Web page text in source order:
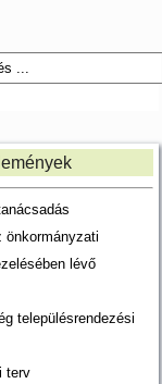
önkormányzati
lévő
településrendezési
terv